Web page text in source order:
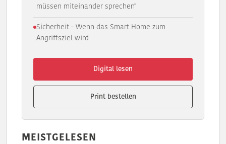
müssen miteinander sprechen"
Sicherheit - Wenn das Smart Home zum
Angriffsziel wird
Digital lesen
Print bestellen
MEISTGELESEN